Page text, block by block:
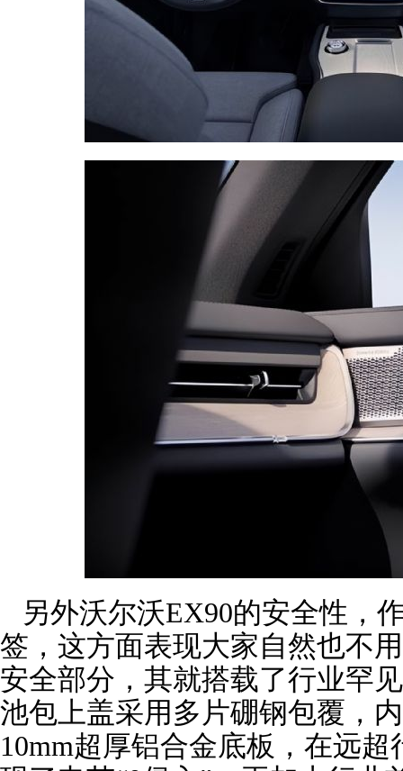
另外沃尔沃EX90的安全性，
签，这方面表现大家自然也不
安全部分，其就搭载了行业罕
池包上盖采用多片硼钢包覆，
10mm超厚铝合金底板，在远